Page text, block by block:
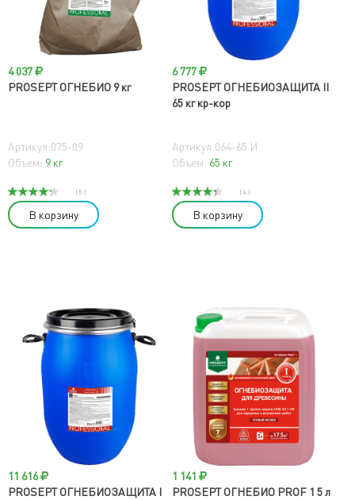
4 037
PROSEPT ОГНЕБИО 9 кг
Артикул:075-09
Объем: 9 кг
( 5 )
В корзину
6 777
PROSEPT ОГНЕБИОЗАЩИТА II
65 кг кр-кор
Артикул:064-65 И
Объем: 65 кг
( 4 )
В корзину
11 616
PROSEPT ОГНЕБИОЗАЩИТА I
1 141
PROSEPT ОГНЕБИО PROF 1 5 л